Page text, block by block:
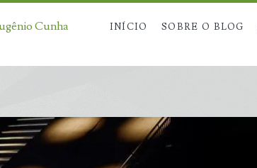
Cunha INÍCIO SOBRE O BLOG